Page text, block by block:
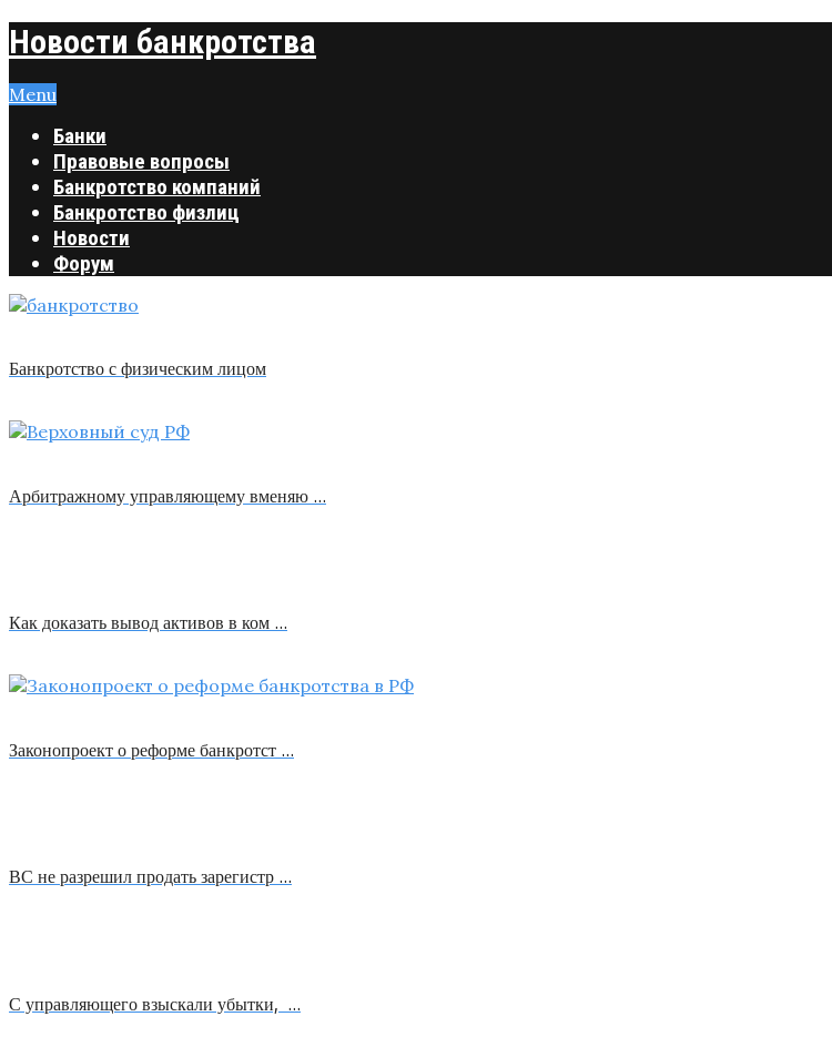
Новости банкротства
Menu
Банки
Правовые вопросы
Банкротство компаний
Банкротство физлиц
Новости
Форум
Банкротство с физическим лицом
Арбитражному управляющему вменяю …
Как доказать вывод активов в ком …
Законопроект о реформе банкротст …
ВС не разрешил продать зарегистр …
С управляющего взыскали убытки, …